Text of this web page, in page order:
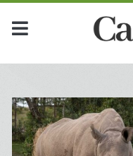
Dia:
<span>20